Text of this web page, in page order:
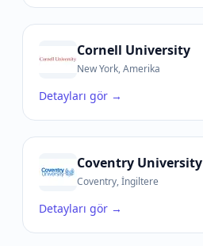
Cornell University
New York, Amerika
Detayları gör →
Coventry University
Coventry, İngiltere
Detayları gör →